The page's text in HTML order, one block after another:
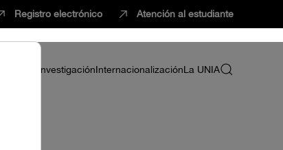
Registro electrónico Atención al estudiante
InvestigaciónInternacionalizaciónLa UNIA